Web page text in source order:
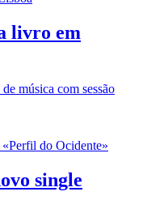
livro em
música com sessão
single